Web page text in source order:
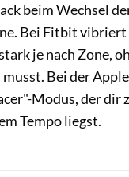
beim Wechsel
Bei Fitbit vibriert
je nach Zone,
Bei der
Modus, der dir
Tempo liegst.